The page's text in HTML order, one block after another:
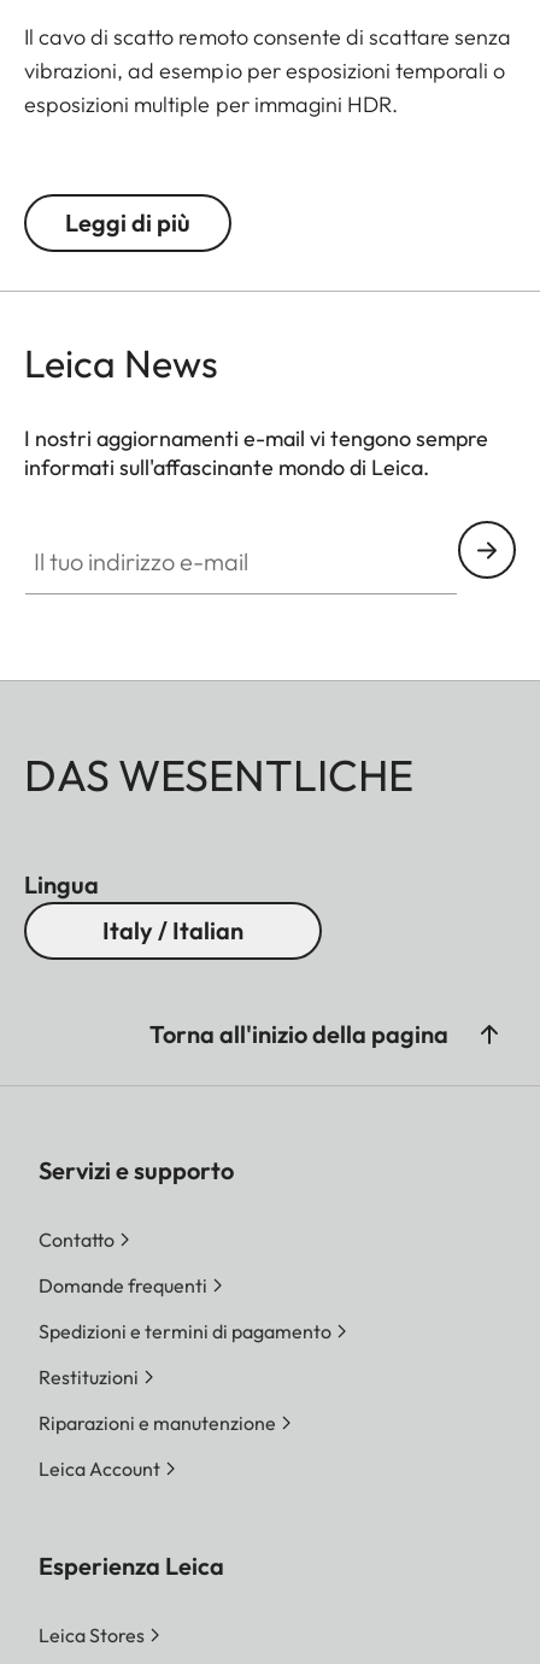
Il cavo di scatto remoto consente di scattare senza
vibrazioni, ad esempio per esposizioni temporali o
esposizioni multiple per immagini HDR.
perfetto aiuto quando si scatta in modalità
lampadina (B), con la quale sono possibili
Leggi di più
Leica News
I nostri aggiornamenti e-mail vi tengono sempre
informati sull'affascinante mondo di Leica.
DAS WESENTLICHE
Lingua
Italy / Italian
Torna all'inizio della pagina
Servizi e supporto
Contatto
Domande frequenti
Spedizioni e termini di pagamento
Restituzioni
Riparazioni e manutenzione
Leica Account
Esperienza Leica
Leica Stores